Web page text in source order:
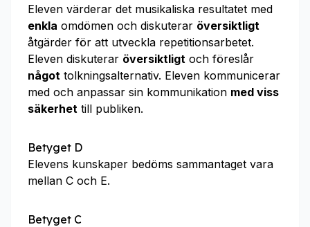
Eleven värderar det musikaliska resultatet med
enkla omdömen och diskuterar översiktligt
åtgärder för att utveckla repetitionsarbetet.
Eleven diskuterar översiktligt och föreslår
något tolkningsalternativ. Eleven kommunicerar
med och anpassar sin kommunikation med viss
säkerhet till publiken.
Betyget D
Elevens kunskaper bedöms sammantaget vara
mellan C och E.
Betyget C